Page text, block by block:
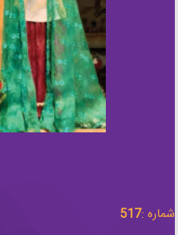
شماره :517